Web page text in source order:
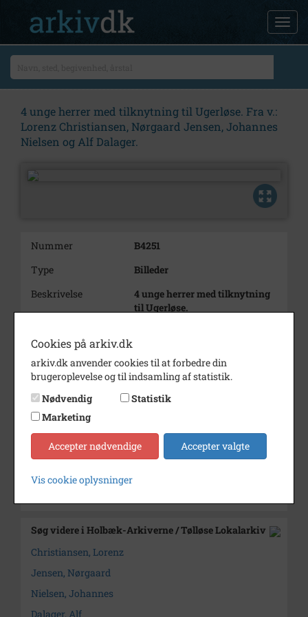
4 unge herrer med tilknytning til Ugerløse. Fra v.:
Lorenz Christiansen, Nørgaard Jensen, Johannes
Nielsen og Alf Dalager.
Nummer
B4251
Type
Billeder
Beskrivelse
4 unge herrer med tilknytning
til Ugerløse.
Periode
1915 - 1930
Dateringsnote
udateret
Fotograf
Arkiv
Holbæk-Arkiverne / Tølløse
Lokalarkiv
Kontakt arkivet
Søg videre i Holbæk-Arkiverne / Tølløse Lokalarkiv
Christiansen, Lorenz
Jensen, Nørgaard
Nielsen, Johannes
Dalager, Alf
Cookies på arkiv.dk
arkiv.dk anvender cookies til at forbedre din
brugeroplevelse og til indsamling af statistik.
Nødvendig
Statistik
Marketing
Accepter nødvendige Accepter valgte
Vis cookie oplysninger